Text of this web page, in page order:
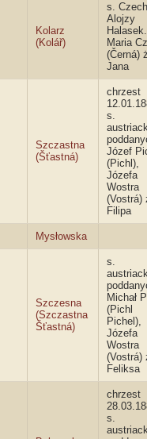
Kolarz
(Kolář)
s.
Alojzy
Halasek.
Maria
(Černá)
Jana
Szczastna
(Šťastná)
chrzest
s.
Józef
(Pichl),
Józefa
Wostra
(Vostrá)
Filipa
Mysłowska
Szczesna
(Szczastna
Šťastná)
s.
Michał
(Pichl
Pichel),
Józefa
Wostra
(Vostrá)
Feliksa
chrzest
s.